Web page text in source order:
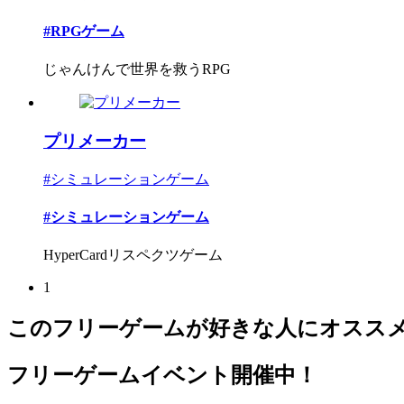
#RPGゲーム
じゃんけんで世界を救うRPG
プリメーカー
#シミュレーションゲーム
#シミュレーションゲーム
HyperCardリスペクツゲーム
1
このフリーゲームが好きな人にオスス
フリーゲームイベント開催中！